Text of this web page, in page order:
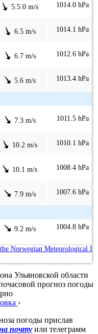
5.5.0 m/s 1014.0 hPa
6.5 m/s 1014.1 hPa
6.7 m/s 1012.6 hPa
5.6 m/s 1013.4 hPa
7.3 m/s 1011.5 hPa
10.2 m/s 1010.1 hPa
10.1 m/s 1008.4 hPa
7.9 m/s 1007.6 hPa
9.2 m/s 1004.8 hPa
Norwegian Meteorological
Ульяновской области
прогноз погоды
›
погоды прислав
почту или телеграмм